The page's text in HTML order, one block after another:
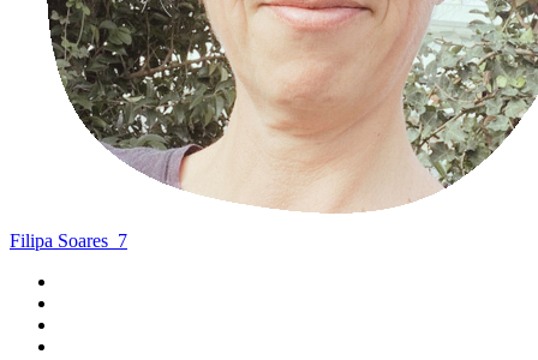
Filipa Soares 7